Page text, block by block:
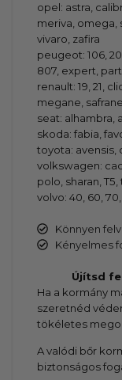
opel: astra,
meriva, omega,
vivaro, zafira
peugeot: 106,
807, expert,
renault: 19, 21,
megane,
seat: alhambra,
skoda: fabia,
toyota: avensis,
volkswagen:
polo, sharan,
volvo: 40, 60,
Könnyen
Kényelmes
Újítsd
Ha a kormány
szeretnéd
tökéletes
A valódi bőr
biztonságos